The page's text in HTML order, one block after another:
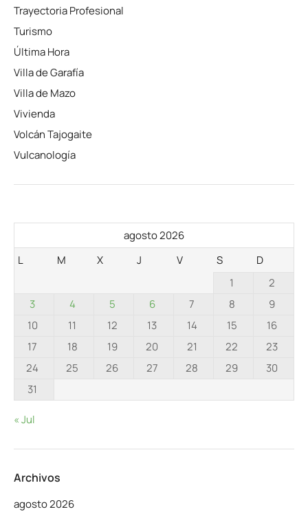
Trayectoria Profesional
Turismo
Última Hora
Villa de Garafía
Villa de Mazo
Vivienda
Volcán Tajogaite
Vulcanología
agosto 2026
L
M X J V S
D
1
2
3
4 5 6 7 8
9
10
11 12 13 14 15
16
17
18 19 20 21 22
23
24
25 26 27 28 29
30
31
« Jul
Archivos
agosto 2026